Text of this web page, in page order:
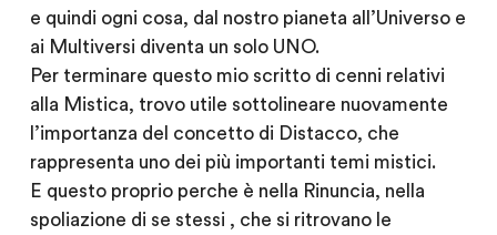
e quindi ogni cosa, dal nostro pianeta all’Universo e
ai Multiversi diventa un solo UNO.
Per terminare questo mio scritto di cenni relativi
alla Mistica, trovo utile sottolineare nuovamente
l’importanza del concetto di Distacco, che
rappresenta uno dei più importanti temi mistici.
E questo proprio perche è nella Rinuncia, nella
spoliazione di se stessi , che si ritrovano le